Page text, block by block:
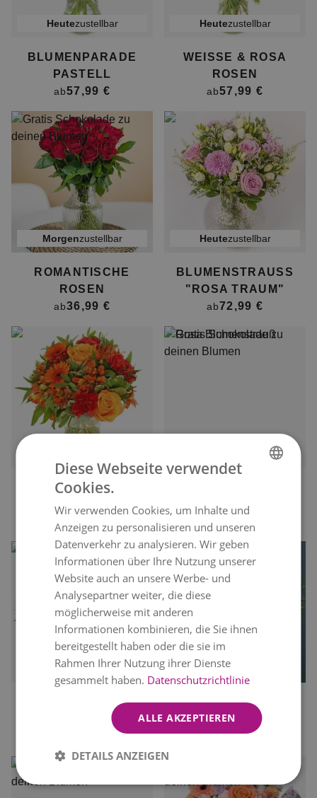
heutezustellbar
BLUMENPARADE
PASTELL
ab57,99 €
heutezustellbar
WEISSE & ROSA R
OSEN
ab57,99 €
morgenzustellbar
ROMANTISCHE
ROSEN
ab36,99 €
heutezustellbar
BLUMENSTRAUSS "
ROSA TRAUM"
ab72,99 €
INDIAN SUMMER
ab
zustellbar
BLUMENSTRAUSS
ab
heutezustellbar
GEMISCHTER LILA
BLUMENSTRAUSS
heutezustellbar
BLUMENSTRAUSS "
SAN FRANCISCO"
ab72,99 €
ENGLISH
Diese Webseite verwendet
Cookies.
Wir verwenden Cookies, um Inhalte und
Anzeigen zu personalisieren und unseren
Datenverkehr zu analysieren. Wir geben
Informationen über Ihre Nutzung unserer
Website auch an unsere Werbe- und
Analysepartner weiter, die diese
möglicherweise mit anderen
Informationen kombinieren, die Sie ihnen
bereitgestellt haben oder die sie im
Rahmen Ihrer Nutzung ihrer Dienste
gesammelt haben. Datenschutzrichtlinie
ALLE AKZEPTIEREN
DETAILS ANZEIGEN